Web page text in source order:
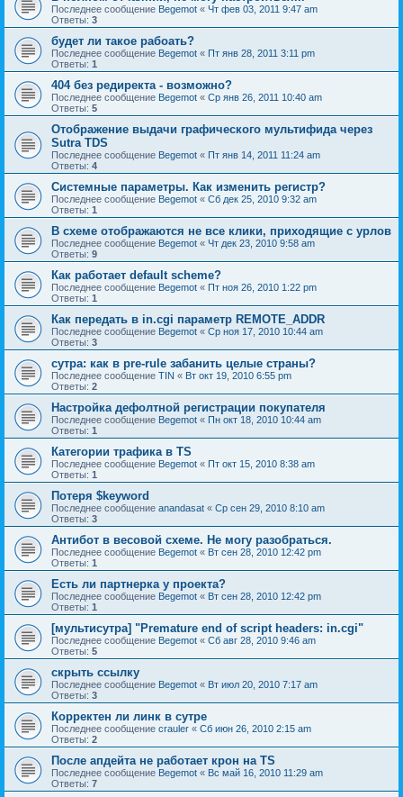
Последнее сообщение Begemot « Чт фев 03, 2011 9:47 am
Ответы: 3
будет ли такое рабоать?
Последнее сообщение Begemot « Пт янв 28, 2011 3:11 pm
Ответы: 1
404 без редиректа - возможно?
Последнее сообщение Begemot « Ср янв 26, 2011 10:40 am
Ответы: 5
Отображение выдачи графического мультифида через
Sutra TDS
Последнее сообщение Begemot « Пт янв 14, 2011 11:24 am
Ответы: 4
Системные параметры. Как изменить регистр?
Последнее сообщение Begemot « Сб дек 25, 2010 9:32 am
Ответы: 1
В схеме отображаются не все клики, приходящие с урлов
Последнее сообщение Begemot « Чт дек 23, 2010 9:58 am
Ответы: 9
Как работает default scheme?
Последнее сообщение Begemot « Пт ноя 26, 2010 1:22 pm
Ответы: 1
Как передать в in.cgi параметр REMOTE_ADDR
Последнее сообщение Begemot « Ср ноя 17, 2010 10:44 am
Ответы: 3
сутра: как в pre-rule забанить целые страны?
Последнее сообщение TIN « Вт окт 19, 2010 6:55 pm
Ответы: 2
Настройка дефолтной регистрации покупателя
Последнее сообщение Begemot « Пн окт 18, 2010 10:44 am
Ответы: 1
Категории трафика в TS
Последнее сообщение Begemot « Пт окт 15, 2010 8:38 am
Ответы: 1
Потеря $keyword
Последнее сообщение anandasat « Ср сен 29, 2010 8:10 am
Ответы: 3
Антибот в весовой схеме. Не могу разобраться.
Последнее сообщение Begemot « Вт сен 28, 2010 12:42 pm
Ответы: 1
Есть ли партнерка у проекта?
Последнее сообщение Begemot « Вт сен 28, 2010 12:42 pm
Ответы: 1
[мультисутра] "Premature end of script headers: in.cgi"
Последнее сообщение Begemot « Сб авг 28, 2010 9:46 am
Ответы: 5
скрыть ссылку
Последнее сообщение Begemot « Вт июл 20, 2010 7:17 am
Ответы: 3
Корректен ли линк в сутре
Последнее сообщение crauler « Сб июн 26, 2010 2:15 am
Ответы: 2
После апдейта не работает крон на TS
Последнее сообщение Begemot « Вс май 16, 2010 11:29 am
Ответы: 7